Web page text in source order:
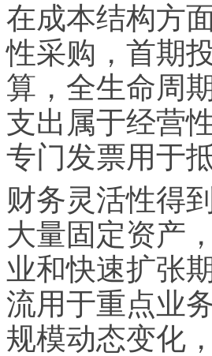
在成本结构方
性采购，首期
算，全生命周
支出属于经营
专门发票用于
财务灵活性得
大量固定资产
业和快速扩张
流用于重点业
规模动态变化